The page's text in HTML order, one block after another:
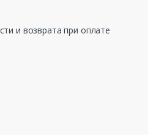
и возврата при оплате